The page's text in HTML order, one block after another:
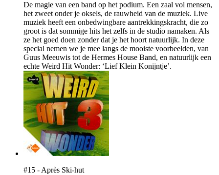
De magie van een band op het podium. Een zaal vol mensen,
het zweet onder je oksels, de rauwheid van de muziek. Live
muziek heeft een onbedwingbare aantrekkingskracht, die zo
groot is dat sommige hits het zelfs in de studio namaken. Als
ze het goed doen zonder dat je het hoort natuurlijk. In deze
special nemen we je mee langs de mooiste voorbeelden, van
Guus Meeuwis tot de Hermes House Band, en natuurlijk een
echte Weird Hit Wonder: ‘Lief Klein Konijntje’.
#15 - Après Ski-hut